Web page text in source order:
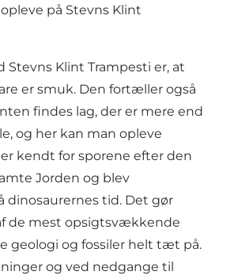
på Stevns Klint
Stevns Klint Trampesti er, at
er smuk. Den fortæller også
findes lag, der er mere end
og her kan man opleve
kendt for sporene efter den
Jorden og blev
dinosaurernes tid. Det gør
de mest opsigtsvækkende
geologi og fossiler helt tæt på.
og ved nedgange til